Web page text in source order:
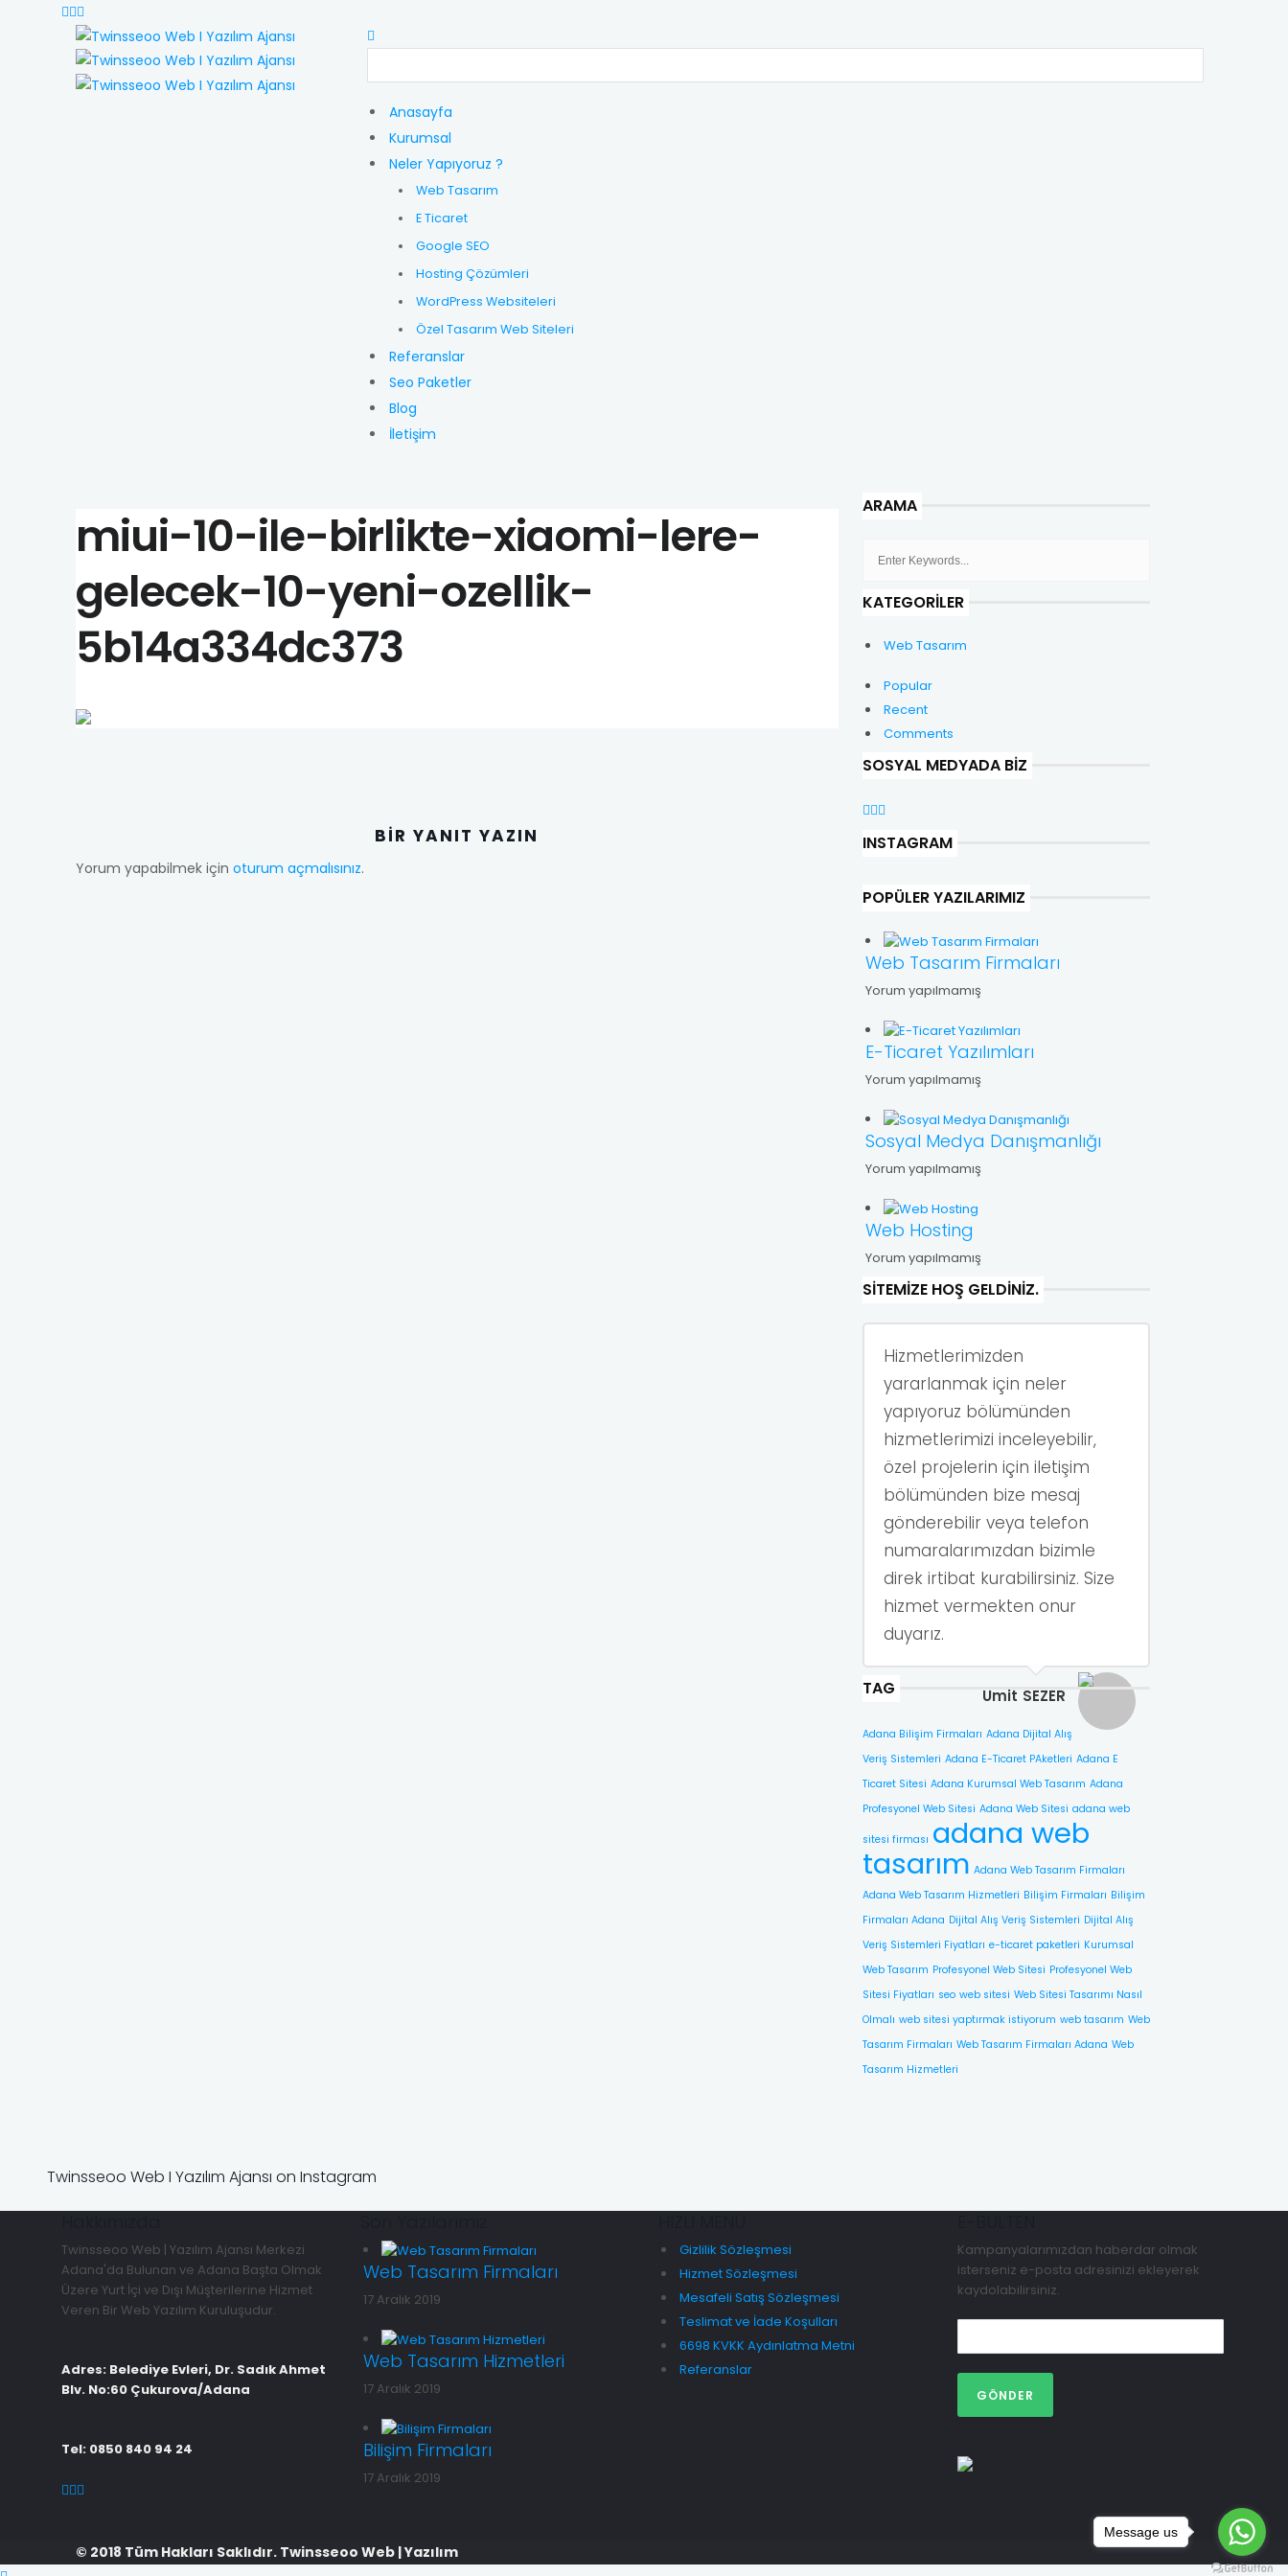
Anasayfa
Kurumsal
Neler Yapıyoruz ?
Web Tasarım
E Ticaret
Google SEO
Hosting Çözümleri
WordPress Websiteleri
Özel Tasarım Web Siteleri
Referanslar
Seo Paketler
Blog
İletişim
miui-10-ile-birlikte-xiaomi-lere-
gelecek-10-yeni-ozellik-
5b14a334dc373
BIR YANIT YAZIN
Yorum yapabilmek için oturum açmalısınız.
ARAMA
KATEGORILER
Web Tasarım
Popular
Recent
Comments
SOSYAL MEDYADA BIZ
INSTAGRAM
POPÜLER YAZILARIMIZ
Web Tasarım Firmaları
Yorum yapılmamış
E-Ticaret Yazılımları
Yorum yapılmamış
Sosyal Medya Danışmanlığı
Yorum yapılmamış
Web Hosting
Yorum yapılmamış
SITEMIZE HOŞ GELDINIZ.
Hizmetlerimizden
yararlanmak için neler
yapıyoruz bölümünden
hizmetlerimizi inceleyebilir,
özel projelerin için iletişim
bölümünden bize mesaj
gönderebilir veya telefon
numaralarımızdan bizimle
direk irtibat kurabilirsiniz. Size
hizmet vermekten onur
duyarız.
Ümit SEZER
TAG
Adana Bilişim Firmaları Adana Dijital Alış
Veriş Sistemleri Adana E-Ticaret PAketleri Adana E
Ticaret Sitesi Adana Kurumsal Web Tasarım Adana
Profesyonel Web Sitesi Adana Web Sitesi adana web
sitesi firması adana web
tasarım Adana Web Tasarım Firmaları
Adana Web Tasarım Hizmetleri Bilişim Firmaları Bilişim
Firmaları Adana Dijital Alış Veriş Sistemleri Dijital Alış
Veriş Sistemleri Fiyatları e-ticaret paketleri Kurumsal
Web Tasarım Profesyonel Web Sitesi Profesyonel Web
Sitesi Fiyatları seo web sitesi Web Sitesi Tasarımı Nasıl
Olmalı web sitesi yaptırmak istiyorum web tasarım Web
Tasarım Firmaları Web Tasarım Firmaları Adana Web
Tasarım Hizmetleri
Twinsseoo Web I Yazılım Ajansı on Instagram
Twinsseoo Web | Yazılım Ajansı Merkezi
Adana'da Bulunan ve Adana Başta Olmak
Üzere Yurt İçi ve Dışı Müşterilerine Hizmet
Veren Bir Web Yazılım Kuruluşudur.
Adres: Belediye Evleri, Dr. Sadık Ahmet
Blv. No:60 Çukurova/Adana
Tel: 0850 840 94 24
Web Tasarım Firmaları
17 Aralık 2019
Web Tasarım Hizmetleri
17 Aralık 2019
Bilişim Firmaları
17 Aralık 2019
Gizlilik Sözleşmesi
Hizmet Sözleşmesi
Mesafeli Satış Sözleşmesi
Teslimat ve İade Koşulları
6698 KVKK Aydınlatma Metni
Referanslar
Kampanyalarımızdan haberdar olmak
isterseniz e-posta adresinizi ekleyerek
kaydolabilirsiniz.
GÖNDER
© 2018 Tüm Hakları Saklıdır. Twinsseoo Web | Yazılım
Message us